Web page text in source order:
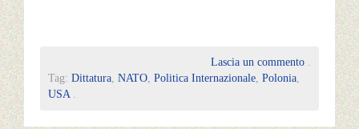
Lascia un commento
Tag: Dittatura NATO Politica Internazionale Polonia
USA